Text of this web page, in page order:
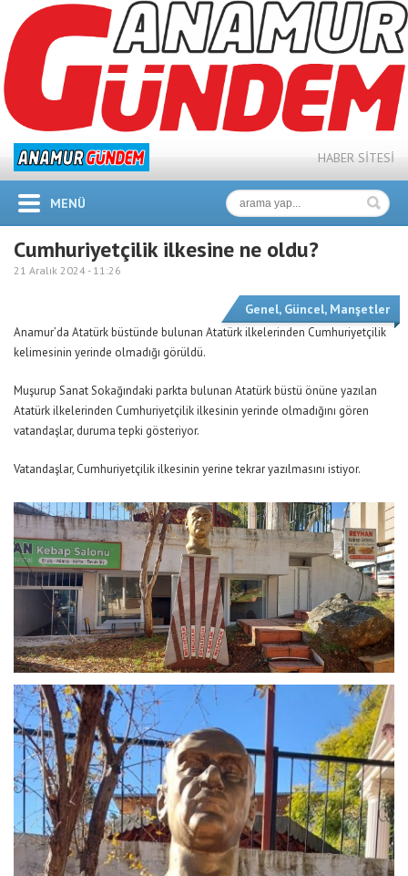
HABER SİTESİ
MENÜ
Cumhuriyetçilik ilkesine ne oldu?
21 Aralık 2024 - 11:26
Genel, Güncel, Manşetler
Anamur’da Atatürk büstünde bulunan Atatürk ilkelerinden Cumhuriyetçilik
kelimesinin yerinde olmadığı görüldü.
Muşurup Sanat Sokağındaki parkta bulunan Atatürk büstü önüne yazılan
Atatürk ilkelerinden Cumhuriyetçilik ilkesinin yerinde olmadığını gören
vatandaşlar, duruma tepki gösteriyor.
Vatandaşlar, Cumhuriyetçilik ilkesinin yerine tekrar yazılmasını istiyor.